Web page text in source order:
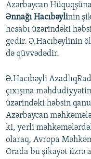
Azərbaycan
Ənnağı Hacıbəylinin
hesabı üzərindəki
gedir. Ə.Hacıbəylinin
də qüvvədədir.
Ə.Hacıbəyli
çıxışına
üzərindəki həbsin
Azərbaycan
ki, yerli
olaraq, Avropa
Orada bu şikayət üzrə